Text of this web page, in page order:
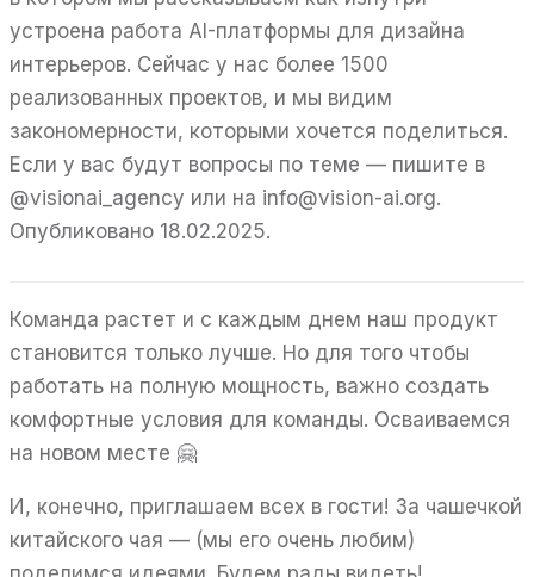
устроена работа AI-платформы для дизайна
интерьеров. Сейчас у нас более 1500
реализованных проектов, и мы видим
закономерности, которыми хочется поделиться.
Если у вас будут вопросы по теме — пишите в
@visionai_agency или на info@vision-ai.org.
Опубликовано 18.02.2025.
Команда растет и с каждым днем наш продукт
становится только лучше. Но для того чтобы
работать на полную мощность, важно создать
комфортные условия для команды. Осваиваемся
на новом месте 🤗
И, конечно, приглашаем всех в гости! За чашечкой
китайского чая — (мы его очень любим)